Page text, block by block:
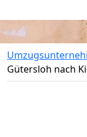
Gütersloh nach